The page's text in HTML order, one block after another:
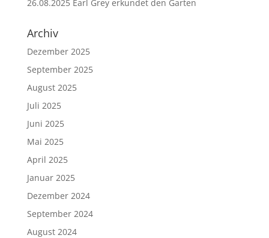
26.08.2025 Earl Grey erkundet den Garten
Archiv
Dezember 2025
September 2025
August 2025
Juli 2025
Juni 2025
Mai 2025
April 2025
Januar 2025
Dezember 2024
September 2024
August 2024